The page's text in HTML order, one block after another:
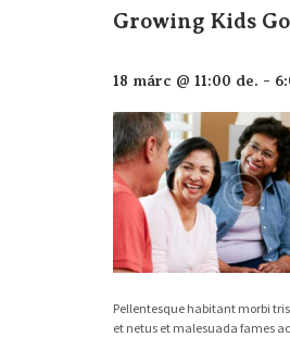
Growing Kids
18 márc @ 11:00 de. -
Pellentesque habitant morbi
et netus et malesuada fames